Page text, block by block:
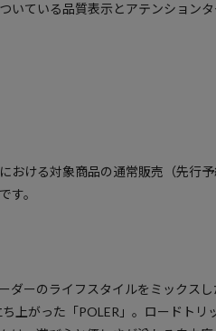
いている品質表示とアテンション
おける対象商品の通常販売（先行
す。
ダーのライフスタイルをミックス
上がった「POLER」。ロードトリ